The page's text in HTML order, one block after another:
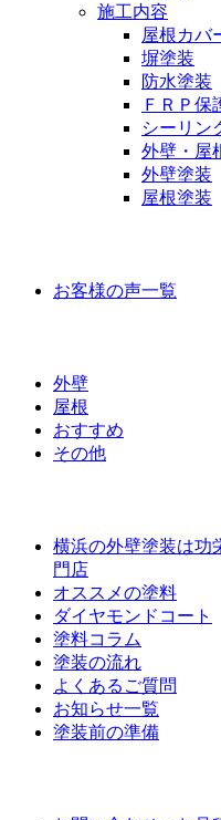
施工内容
屋根カバ
塀塗装
防水塗装
ＦＲＰ保
シーリン
外壁・屋
外壁塗装
屋根塗装
お客様の声一覧
外壁
屋根
おすすめ
その他
横浜の外壁塗装は
門店
オススメの塗料
ダイヤモンドコート
塗料コラム
塗装の流れ
よくあるご質問
お知らせ一覧
塗装前の準備